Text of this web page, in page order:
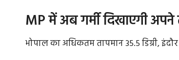
MP में अब गर्मी दिखाएगी
भोपाल का अधिकतम तापमान 35.5 डिग्री, इंदौर